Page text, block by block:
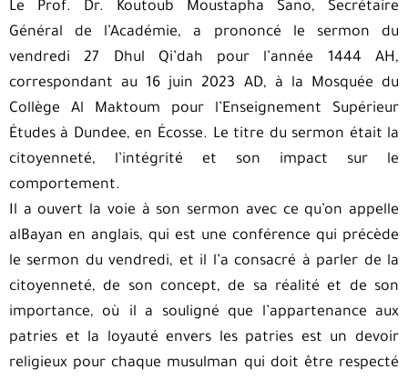
Le Prof. Dr. Koutoub Moustapha Sano, Secrétaire
Général de l’Académie, a prononcé le sermon du
vendredi 27 Dhul Qi’dah pour l’année 1444 AH,
correspondant au 16 juin 2023 AD, à la Mosquée du
Collège Al Maktoum pour l’Enseignement Supérieur
Études à Dundee, en Écosse. Le titre du sermon était la
citoyenneté, l’intégrité et son impact sur le
comportement.
Il a ouvert la voie à son sermon avec ce qu’on appelle
alBayan en anglais, qui est une conférence qui précède
le sermon du vendredi, et il l’a consacré à parler de la
citoyenneté, de son concept, de sa réalité et de son
importance, où il a souligné que l’appartenance aux
patries et la loyauté envers les patries est un devoir
religieux pour chaque musulman qui doit être respecté